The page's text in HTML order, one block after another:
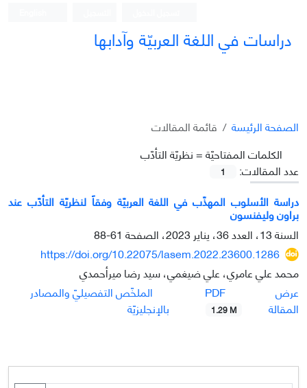
دراسات في اللغة العربيّة وآدابها
الصفحة الرئيسة
قائمة المقالات
الکلمات المفتاحيّة =نظريّة التأدّب
عدد المقالات:
1
دراسة الأسلوب المهذّب في اللغة العربيّة وفقاً لنظريّة التأدّب عند
براون وليفنسون
السنة 13، العدد 36، يناير 2023، الصفحة
61-88
https://doi.org/10.22075/lasem.2022.23600.1286
محمد علي عامري، علي ضيغمي، سيد رضا ميرأحمدي
عرض
المقالة
1.29 M
الملخّص التفصيليّ والمصادر
بالإنجليزيّة